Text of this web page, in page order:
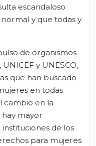
escandaloso
y que todas y
de organismos
y UNESCO,
que han buscado
en todas
cambio en la
hay mayor
de los
para mujeres